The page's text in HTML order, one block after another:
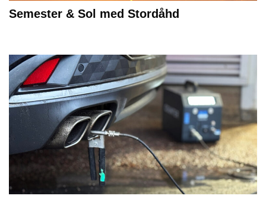
Semester & Sol med Stordåhd